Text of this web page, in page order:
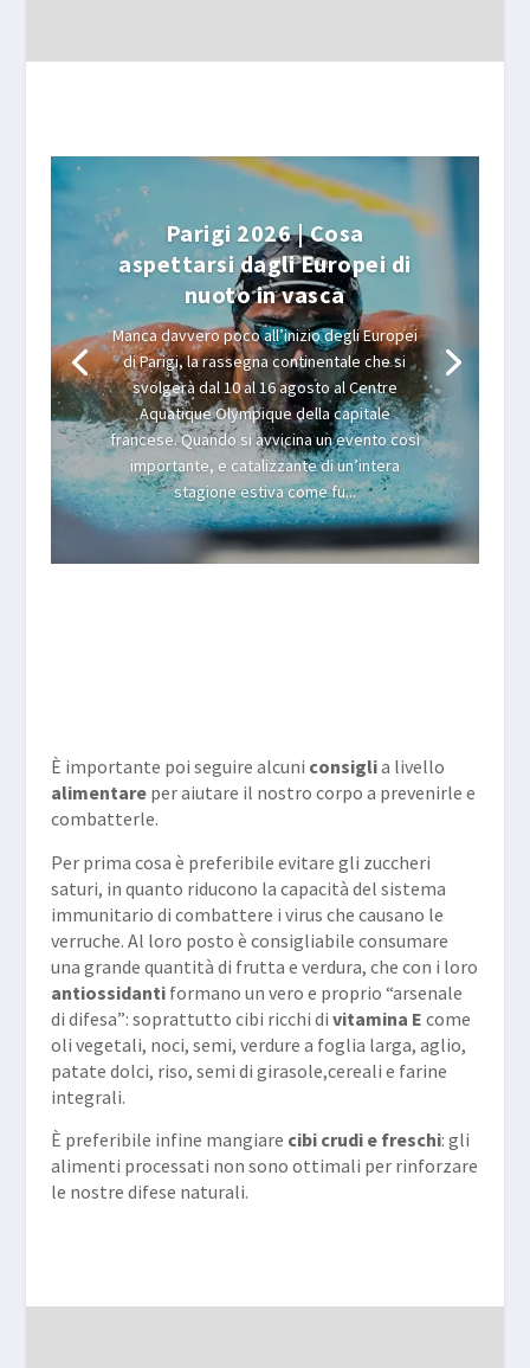
Parigi 2026 | Cosa
aspettarsi dagli Europei di
nuoto in vasca
Manca davvero poco all’inizio degli Europei
di Parigi, la rassegna continentale che si
svolgerà dal 10 al 16 agosto al Centre
Aquatique Olympique della capitale
francese. Quando si avvicina un evento così
importante, e catalizzante di un’intera
stagione estiva come fu...
È importante poi seguire alcuni consiglia livello
alimentareper aiutare il nostro corpo a prevenirle e
combatterle.
Per prima cosa è preferibile evitare gli zuccheri
saturi, in quanto riducono la capacità del sistema
immunitario di combattere i virus che causano le
verruche. Al loro posto è consigliabile consumare
una grande quantità di frutta e verdura, che con i loro
antiossidantiformano un vero e proprio “arsenale
di difesa”: soprattutto cibi ricchi di vitamina E come
oli vegetali, noci, semi, verdure a foglia larga, aglio,
patate dolci, riso, semi di girasole,cereali e farine
integrali.
È preferibile infine mangiare cibi crudi e freschi: gli
alimenti processati non sono ottimali per rinforzare
le nostre difese naturali.